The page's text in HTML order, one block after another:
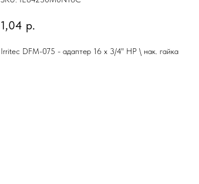
1,04 р.
Irritec DFM-075 - адаптер 16 х 3/4" НР \ нак. гайка